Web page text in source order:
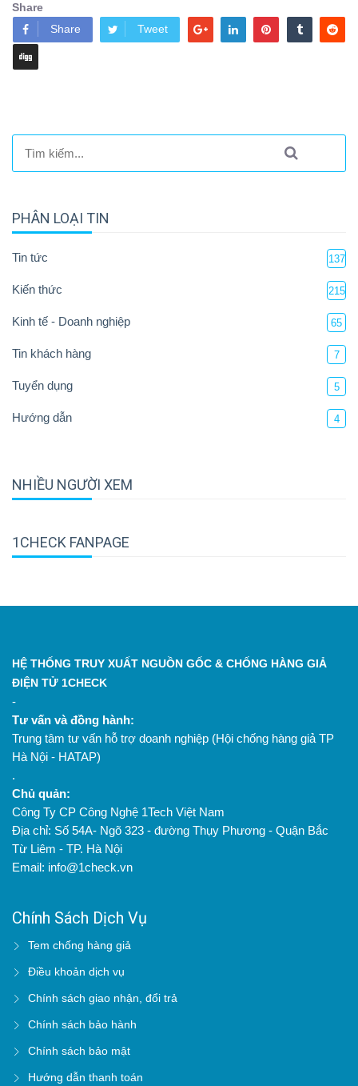
Share
Share
Tweet
PHÂN LOẠI TIN
Tin tức 137
Kiến thức 215
Kinh tế - Doanh nghiệp 65
Tin khách hàng 7
Tuyển dụng 5
Hướng dẫn 4
NHIỀU NGƯỜI XEM
1CHECK FANPAGE
HỆ THỐNG TRUY XUẤT NGUỒN GỐC & CHỐNG HÀNG GIẢ
ĐIỆN TỬ 1CHECK
-
Tư vấn và đồng hành:
Trung tâm tư vấn hỗ trợ doanh nghiệp (Hội chống hàng giả TP
Hà Nội - HATAP)
.
Chủ quản:
Công Ty CP Công Nghệ 1Tech Việt Nam
Địa chỉ: Số 54A- Ngõ 323 - đường Thụy Phương - Quận Bắc
Từ Liêm - TP. Hà Nội
Email: info@1check.vn
Chính Sách Dịch Vụ
Tem chống hàng giả
Điều khoản dịch vụ
Chính sách giao nhận, đổi trả
Chính sách bảo hành
Chính sách bảo mật
Hướng dẫn thanh toán